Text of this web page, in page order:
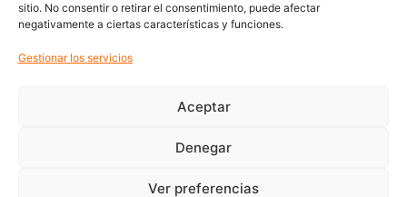
sitio. No consentir o retirar el consentimiento, puede afectar
negativamente a ciertas características y funciones.
Gestionar los servicios
Aceptar
Denegar
Ver preferencias
Youtube
© 2022 Soicartagena | Servicio de ocio inclusivo | diseño: